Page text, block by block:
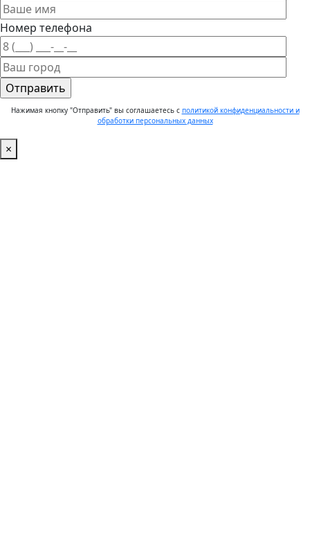
Номер телефона
Нажимая кнопку "Отправить" вы соглашаетесь с политикой конфиденциальности и
обработки персональных данных
×